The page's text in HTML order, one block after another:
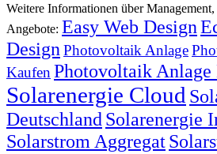
Weitere Informationen über
Angebote: Easy Web Design
Design Photovoltaik Anlage
Kaufen Photovoltaik Anlage
Solarenergie Cloud
Deutschland Solarenergie
Solarstrom Aggregat